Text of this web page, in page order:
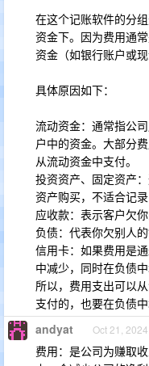
在这个记账软件的分
资金下。因为费用通
资金（如银行账户或现
具体原因如下：
流动资金：通常指公
户中的资金。大部分
从流动资金中支付。
投资资产、固定资产
资产购买，不适合记录
应收款：表示客户欠
负债：代表你欠别人
信用卡：如果费用是
中减少，同时在负债
所以，费用支出可以
支付的，也要在负债
andyat Oct 21, 2024
费用：是公司为赚取